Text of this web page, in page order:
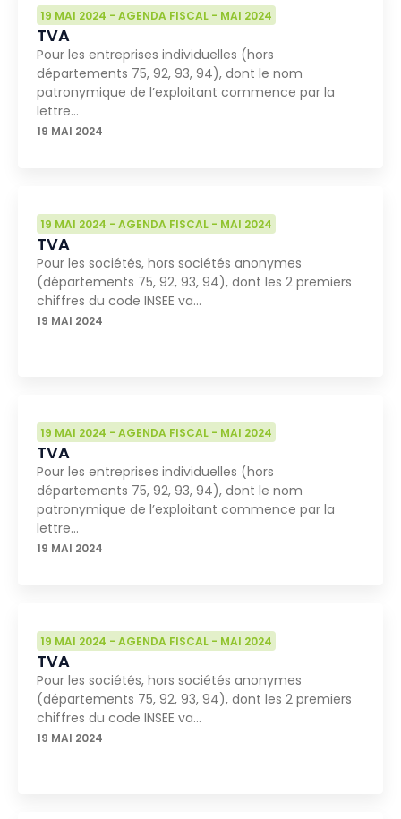
19 MAI 2024 - AGENDA FISCAL - MAI 2024
TVA
Pour les entreprises individuelles (hors
départements 75, 92, 93, 94), dont le nom
patronymique de l’exploitant commence par la
lettre…
19 MAI 2024
19 MAI 2024 - AGENDA FISCAL - MAI 2024
TVA
Pour les sociétés, hors sociétés anonymes
(départements 75, 92, 93, 94), dont les 2 premiers
chiffres du code INSEE va…
19 MAI 2024
19 MAI 2024 - AGENDA FISCAL - MAI 2024
TVA
Pour les entreprises individuelles (hors
départements 75, 92, 93, 94), dont le nom
patronymique de l’exploitant commence par la
lettre…
19 MAI 2024
19 MAI 2024 - AGENDA FISCAL - MAI 2024
TVA
Pour les sociétés, hors sociétés anonymes
(départements 75, 92, 93, 94), dont les 2 premiers
chiffres du code INSEE va…
19 MAI 2024